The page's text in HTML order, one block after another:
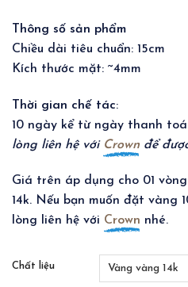
Thông số sản phẩm
Chiều dài tiêu chuẩn: 15cm
Kích thước mặt: ~4mm
Thời gian chế tác:
10 ngày kể từ ngày thanh
lòng liên hệ với Crownđể
Giá trên áp dụng cho 01
14k. Nếu bạn muốn đặt vàng
lòng liên hệ với Crown nhé.
Chất liệu